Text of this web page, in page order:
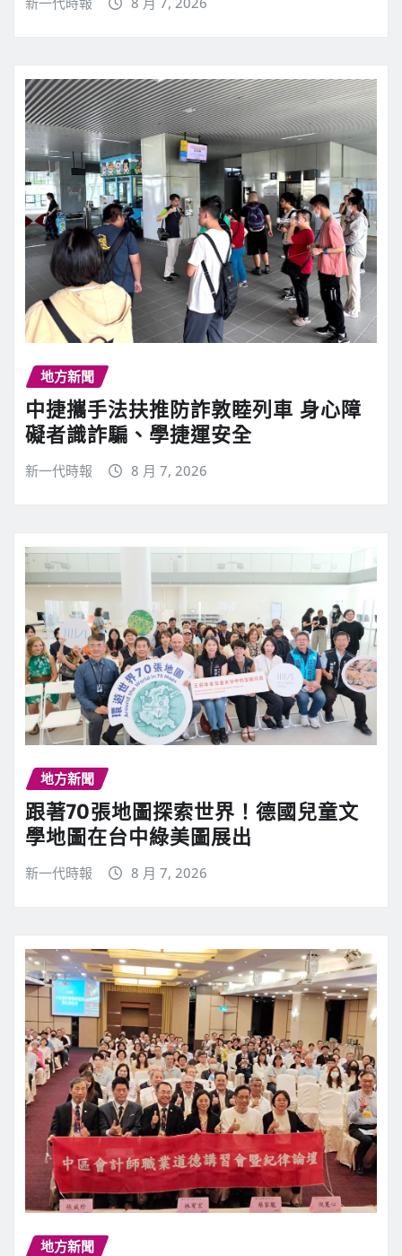
地方新聞
中捷攜手法扶推防詐敦睦列車 身心障
礙者識詐騙、學捷運安全
新一代時報 8 月 7, 2026
地方新聞
跟著70張地圖探索世界！德國兒童文
學地圖在台中綠美圖展出
新一代時報 8 月 7, 2026
地方新聞